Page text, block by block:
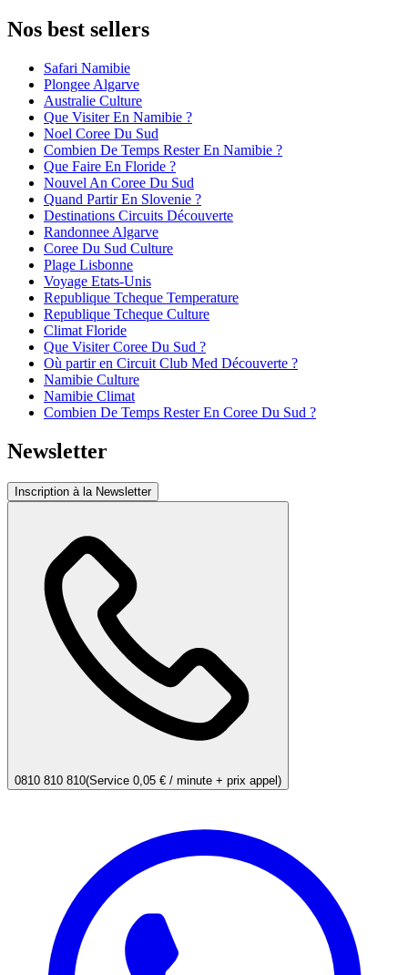
Nos best sellers
Safari Namibie
Plongee Algarve
Australie Culture
Que Visiter En Namibie ?
Noel Coree Du Sud
Combien De Temps Rester En Namibie ?
Que Faire En Floride ?
Nouvel An Coree Du Sud
Quand Partir En Slovenie ?
Destinations Circuits Découverte
Randonnee Algarve
Coree Du Sud Culture
Plage Lisbonne
Voyage Etats-Unis
Republique Tcheque Temperature
Republique Tcheque Culture
Climat Floride
Que Visiter Coree Du Sud ?
Où partir en Circuit Club Med Découverte ?
Namibie Culture
Namibie Climat
Combien De Temps Rester En Coree Du Sud ?
Newsletter
Inscription à la Newsletter
0810 810 810(Service 0,05 € / minute + prix appel)